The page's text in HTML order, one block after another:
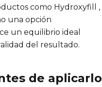
como Hydroxyfill ,
una opción
un equilibrio ideal
del resultado.
de aplicarlo